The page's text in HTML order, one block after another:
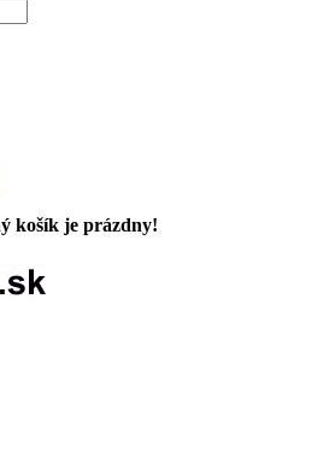
košík je prázdny!